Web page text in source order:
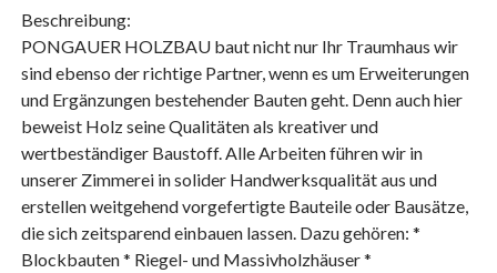
Beschreibung:
PONGAUER HOLZBAU baut nicht nur Ihr Traumhaus wir
sind ebenso der richtige Partner, wenn es um Erweiterungen
und Ergänzungen bestehender Bauten geht. Denn auch hier
beweist Holz seine Qualitäten als kreativer und
wertbeständiger Baustoff. Alle Arbeiten führen wir in
unserer Zimmerei in solider Handwerksqualität aus und
erstellen weitgehend vorgefertigte Bauteile oder Bausätze,
die sich zeitsparend einbauen lassen. Dazu gehören: *
Blockbauten * Riegel- und Massivholzhäuser *